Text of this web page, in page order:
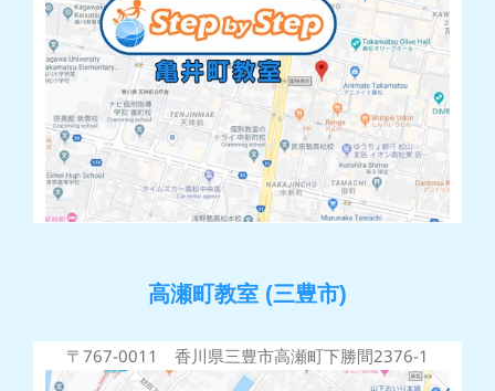
高瀬町教室 (三豊市)
〒767-0011 香川県三豊市高瀬町下勝間2376-1